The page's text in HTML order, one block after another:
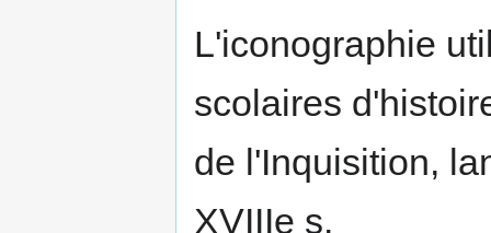
L'iconographie
scolaires
de l'Inquisition,
XVIIIe s.